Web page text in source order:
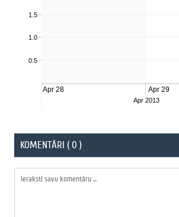
KOMENTĀRI ( 0 )